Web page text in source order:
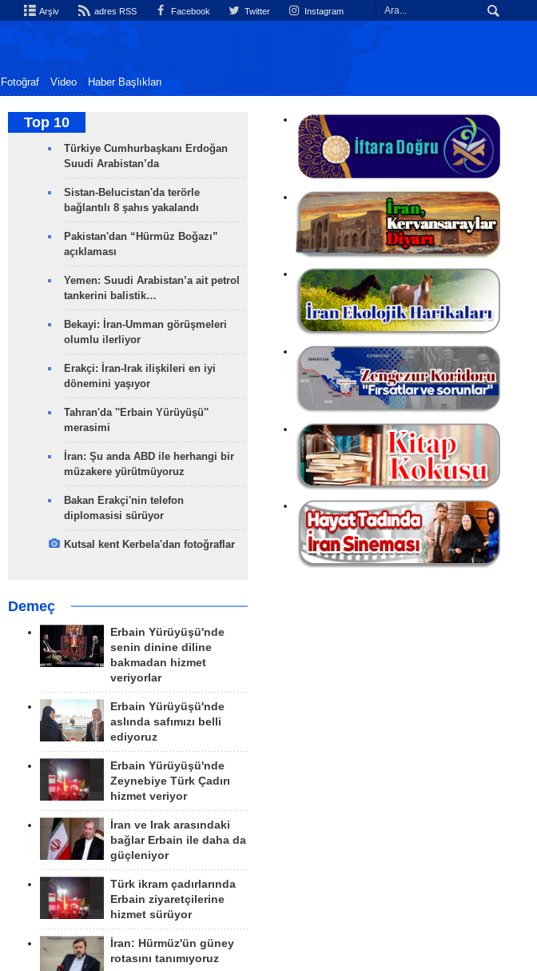
Arşiv adres RSS Facebook Twitter Instagram
Fotoğraf Video Haber Başlıkları
Top 10
Türkiye Cumhurbaşkanı Erdoğan
Suudi Arabistan’da
Sistan-Belucistan'da terörle
bağlantılı 8 şahıs yakalandı
Pakistan'dan “Hürmüz Boğazı”
açıklaması
Yemen: Suudi Arabistan’a ait petrol
tankerini balistik…
Bekayi: İran-Umman görüşmeleri
olumlu ilerliyor
Erakçi: İran-Irak ilişkileri en iyi
dönemini yaşıyor
Tahran'da ''Erbain Yürüyüşü''
merasimi
İran: Şu anda ABD ile herhangi bir
müzakere yürütmüyoruz
Bakan Erakçi'nin telefon
diplomasisi sürüyor
Kutsal kent Kerbela'dan fotoğraflar
Demeç
Erbain Yürüyüşü'nde
senin dinine diline
bakmadan hizmet
veriyorlar
Erbain Yürüyüşü'nde
aslında safımızı belli
ediyoruz
Erbain Yürüyüşü'nde
Zeynebiye Türk Çadırı
hizmet veriyor
İran ve Irak arasındaki
bağlar Erbain ile daha da
güçleniyor
Türk ikram çadırlarında
Erbain ziyaretçilerine
hizmet sürüyor
İran: Hürmüz'ün güney
rotasını tanımıyoruz